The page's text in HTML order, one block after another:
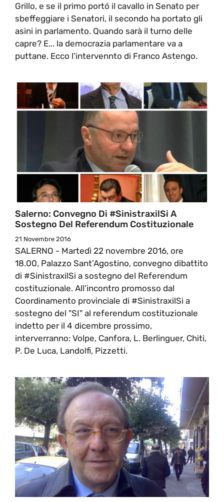
Grillo, e se il primo portó il cavallo in Senato per
sbeffeggiare i Senatori, il secondo ha portato gli
asini in parlamento. Quando sarà il turno delle
capre? E... la democrazia parlamentare va a
puttane. Ecco l'intervennto di Franco Astengo.
Salerno: Convegno Di #SinistraxilSi A
Sostegno Del Referendum Costituzionale
21 Novembre 2016
SALERNO - Martedì 22 novembre 2016, ore
18.00, Palazzo Sant’Agostino, convegno dibattito
di #SinistraxilSi a sostegno del Referendum
costituzionale. All'incontro promosso dal
Coordinamento provinciale di #SinistraxilSi a
sostegno del "SI" al referendum costituzionale
indetto per il 4 dicembre prossimo,
interverranno: Volpe, Canfora, L. Berlinguer, Chiti,
P. De Luca, Landolfi, Pizzetti.